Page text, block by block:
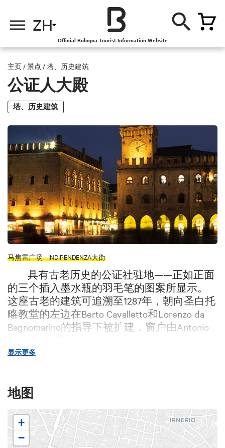
ZH
Official Bologna Tourist Information Website
主页 /景点 /塔、历史建筑
公证人大殿
塔、历史建筑
马焦雷广场 - INDIPENDENZA大街
具有古老历史的公证社驻地——正如正面
的三个插入墨水瓶的羽毛笔的图案所显示。
这座古老的建筑可追溯至1287年，朝向圣白托
略教堂的左边在Berto Cavalletto和Lorenzo da
Bagnomarino的指导下被扩建，窗户由Antonio
右边的部分最为古老，1442年被
A.Rubbiani从他的设计里获得灵感，恢复了直
棂窗框艳丽的哥特风格、去掉了18世纪风格的
设计。建筑内部由Achille Casanova重新绘画装
饰了天花板。
显示更多
地图
+
−